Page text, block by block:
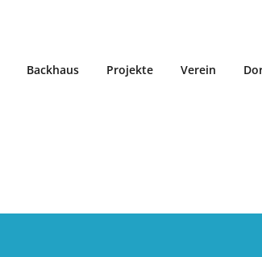
Backhaus Projekte Verein